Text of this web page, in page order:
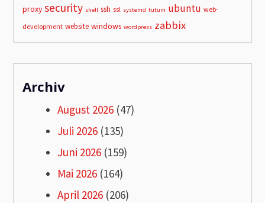
proxy security shell ssh ssl systemd tutum ubuntu web-
development website windows wordpress zabbix
Archiv
August 2026 (47)
Juli 2026 (135)
Juni 2026 (159)
Mai 2026 (164)
April 2026 (206)